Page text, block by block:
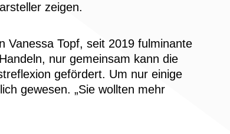
zeigen.
Vanessa Topf, seit 2019 fulminante
nur gemeinsam kann die
gefördert. Um nur einige
gewesen. „Sie wollten mehr